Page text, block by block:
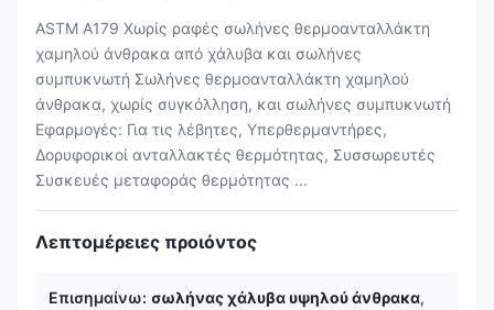
ASTM A179 Χωρίς ραφές σωλήνες θερμοανταλλάκτη
χαμηλού άνθρακα από χάλυβα και σωλήνες
συμπυκνωτή Σωλήνες θερμοανταλλάκτη χαμηλού
άνθρακα, χωρίς συγκόλληση, και σωλήνες συμπυκνωτή
Εφαρμογές: Για τις λέβητες, Υπερθερμαντήρες,
Δορυφορικοί ανταλλακτές θερμότητας, Συσσωρευτές
Συσκευές μεταφοράς θερμότητας ...
Λεπτομέρειες προιόντος
Επισημαίνω: σωλήνας χάλυβα υψηλού άνθρακα,